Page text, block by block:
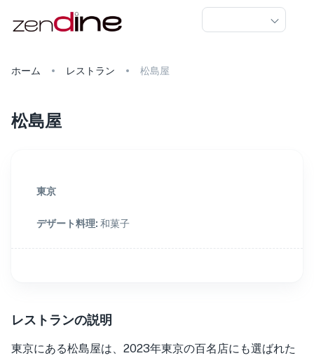
ホーム レストラン 松島屋
松島屋
東京
デザート料理: 和菓子
レストランの説明
東京にある松島屋は、2023年東京の百名店にも選ばれた